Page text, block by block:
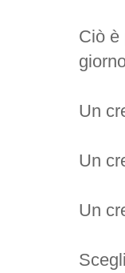
Ciò è
Un
Un
Un